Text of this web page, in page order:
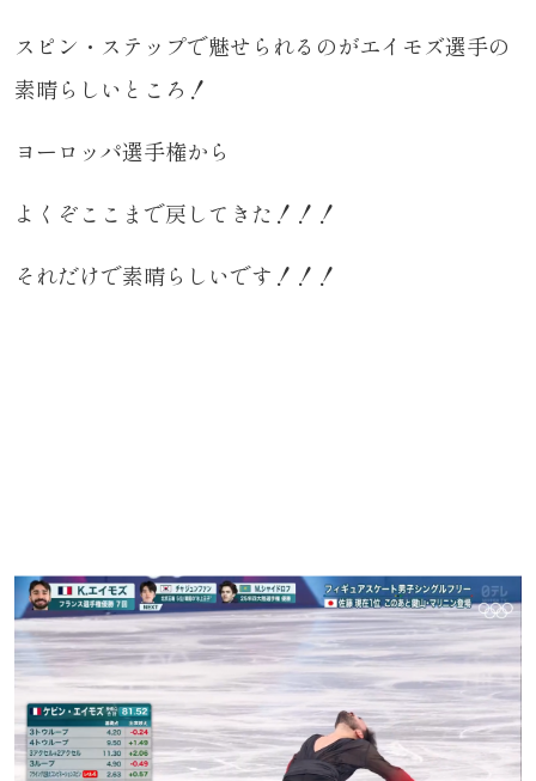
スピン・ステップで魅せられるのがエイモズ選手の
素晴らしいところ！
ヨーロッパ選手権から
よくぞここまで戻してきた！！！
それだけで素晴らしいです！！！